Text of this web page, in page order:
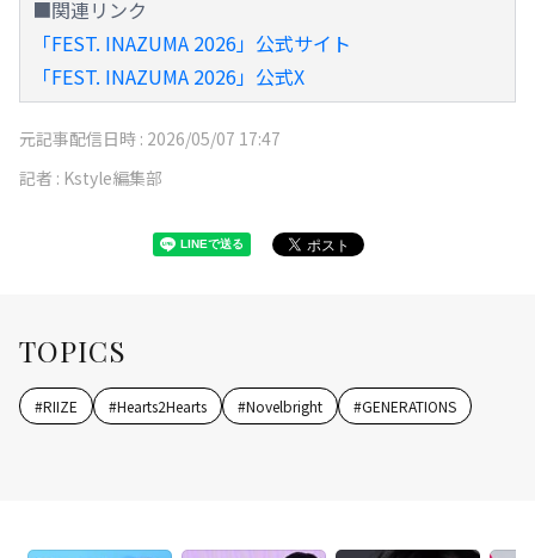
■関連リンク
「FEST. INAZUMA 2026」公式サイト
「FEST. INAZUMA 2026」公式X
元記事配信日時 : 2026/05/07 17:47
記者 : Kstyle編集部
TOPICS
#RIIZE #Hearts2Hearts #Novelbright #GENERATIONS